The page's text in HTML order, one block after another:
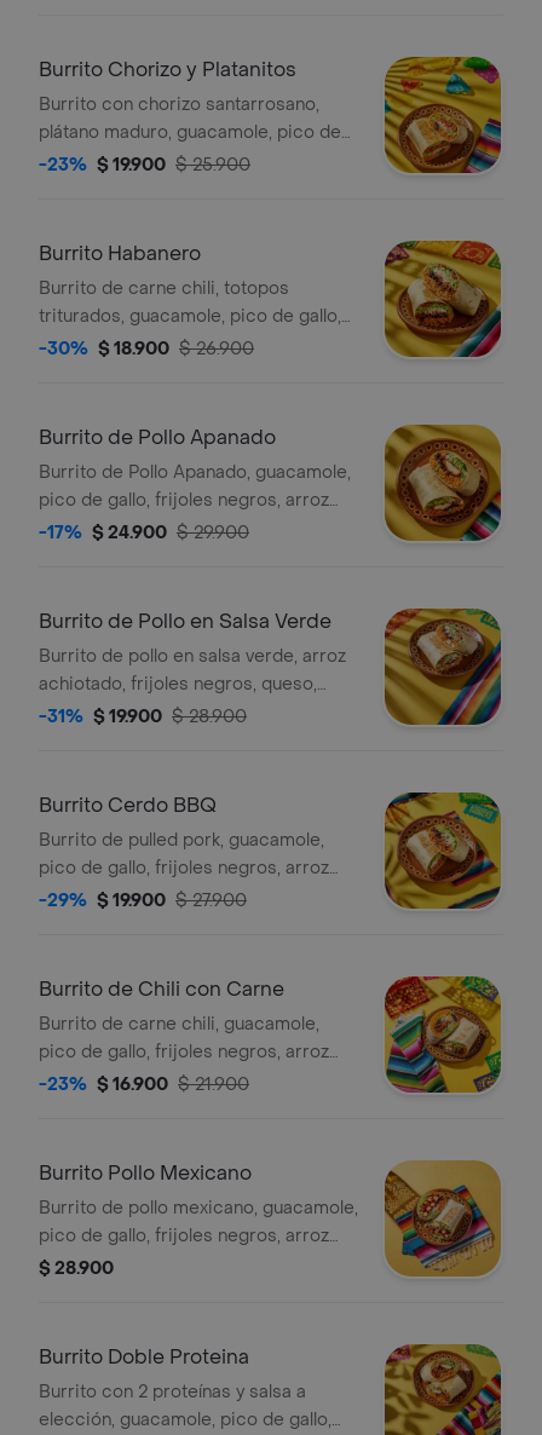
Burrito Chorizo y Platanitos
Burrito con chorizo santarrosano,
plátano maduro, guacamole, pico de
gallo, frijoles negros, arroz achiote,
-23% $ 19.900 $ 25.900
Burrito Habanero
Burrito de carne chili, totopos
triturados, guacamole, pico de gallo,
frijoles negros, arroz achiote, queso y
-30% $ 18.900 $ 26.900
Burrito de Pollo Apanado
Burrito de Pollo Apanado, guacamole,
pico de gallo, frijoles negros, arroz
achiote, lechuga y queso.
-17% $ 24.900 $ 29.900
Burrito de Pollo en Salsa Verde
Burrito de pollo en salsa verde, arroz
achiotado, frijoles negros, queso,
guacamole, pico de gallo, lechuga y
-31% $ 19.900 $ 28.900
Burrito Cerdo BBQ
Burrito de pulled pork, guacamole,
pico de gallo, frijoles negros, arroz
achiote, lechuga y queso.
-29% $ 19.900 $ 27.900
Burrito de Chili con Carne
Burrito de carne chili, guacamole,
pico de gallo, frijoles negros, arroz
achiote, lechuga, queso y salsa verde.
-23% $ 16.900 $ 21.900
Burrito Pollo Mexicano
Burrito de pollo mexicano, guacamole,
pico de gallo, frijoles negros, arroz
achiote, lechuga y queso.
$ 28.900
Burrito Doble Proteina
Burrito con 2 proteínas y salsa a
elección, guacamole, pico de gallo,